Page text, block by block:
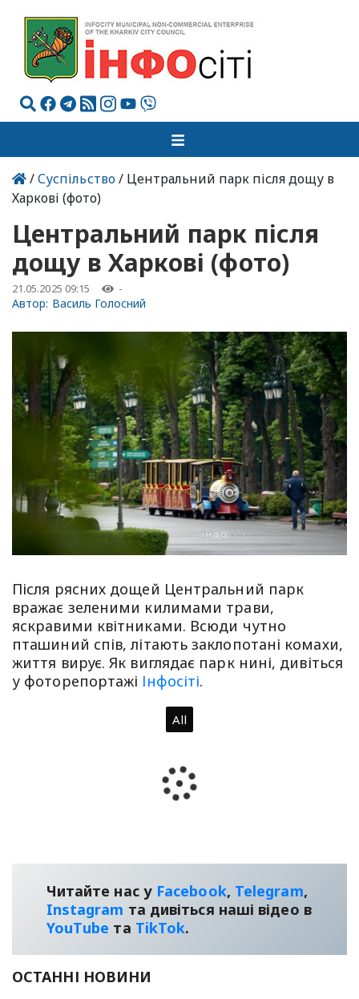
/Суспільство/ Центральний парк після дощу в
Харкові (фото)
Центральний парк після
дощу в Харкові (фото)
21.05.2025 09:15 -
Автор: Василь Голосний
Після рясних дощей Центральний парк
вражає зеленими килимами трави,
яскравими квітниками. Всюди чутно
пташиний спів, літають заклопотані комахи,
життя вирує. Як виглядає парк нині, дивіться
у фоторепортажі Інфосіті.
All
Читайте нас у Facebook, Telegram,
Instagram та дивіться наші відео в
YouТube та TikTok.
ОСТАННІ НОВИНИ